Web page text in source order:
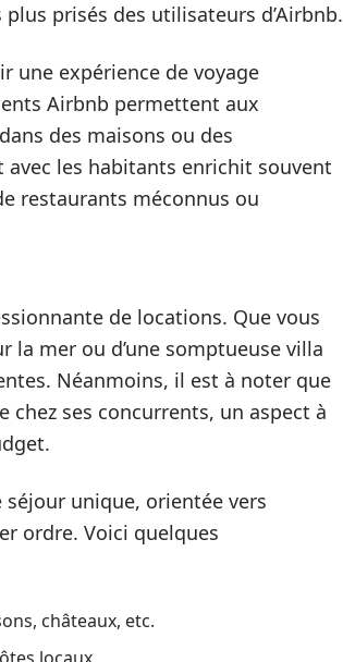
prisés des utilisateurs d’Airbnb.
une expérience de voyage
Airbnb permettent aux
des maisons ou des
les habitants enrichit souvent
restaurants méconnus ou
de locations. Que vous
la mer ou d’une somptueuse villa
Néanmoins, il est à noter que
chez ses concurrents, un aspect à
séjour unique, orientée vers
ordre. Voici quelques
châteaux, etc.